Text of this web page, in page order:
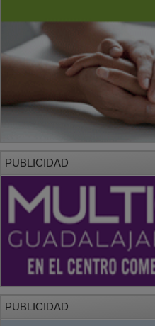
PUBLICIDAD
PUBLICIDAD